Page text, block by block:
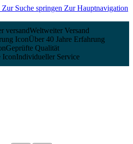
Zur Suche springen Zur Hauptnavigation
Weltweiter Versand
Über 40 Jahre Erfahrung
Geprüfte Qualität
Individueller Service